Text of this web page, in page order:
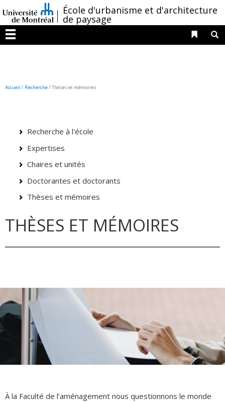
au
contenu
/École d'urbanisme et d'architecture
de paysage
Menu
Liens
Accueil / Recherche/Thèses et mémoires
Recherche à l'école
Expertises
Chaires et unités
Doctorantes et doctorants
Thèses et mémoires
THÈSES ET MÉMOIRES
À la Faculté de l’aménagement nous questionnons le monde